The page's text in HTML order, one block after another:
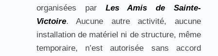
organisées par Les Amis de Sainte-
Victoire. Aucune autre activité, aucune
installation de matériel ni de structure, même
temporaire, n’est autorisée sans accord